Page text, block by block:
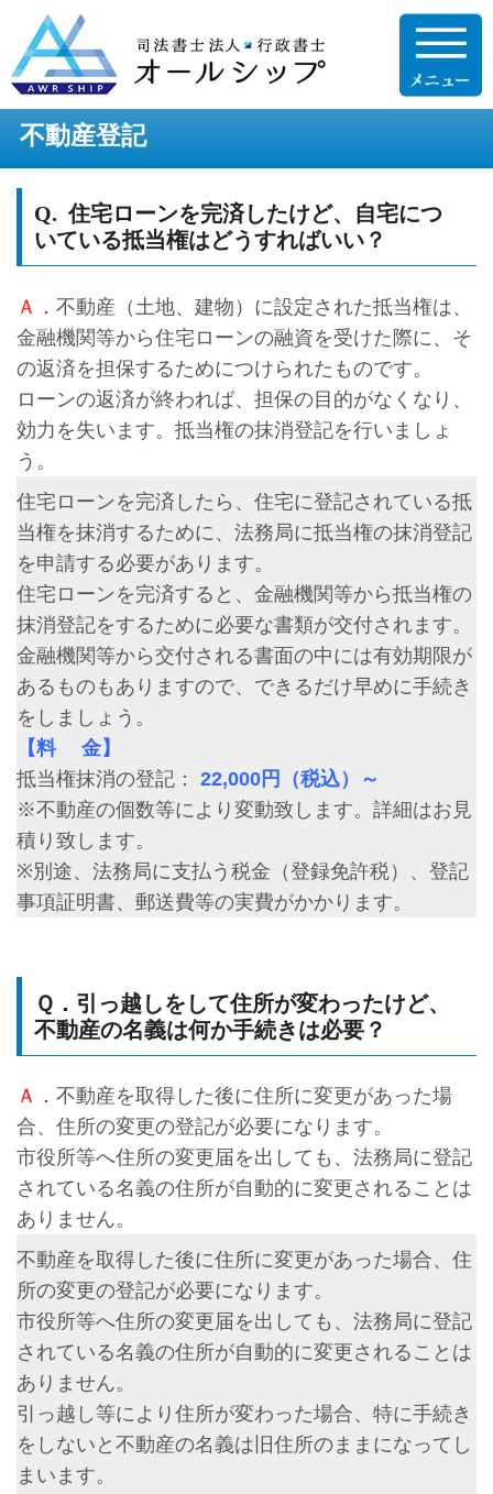
不動産登記
Q. 住宅ローンを完済したけど、自宅につ
いている抵当権はどうすればいい？
Ａ． 不動産（土地、建物）に設定された抵当権は、
金融機関等から住宅ローンの融資を受けた際に、そ
の返済を担保するためにつけられたものです。
ローンの返済が終われば、担保の目的がなくなり、
効力を失います。抵当権の抹消登記を行いましょ
う。
住宅ローンを完済したら、住宅に登記されている抵
当権を抹消するために、法務局に抵当権の抹消登記
を申請する必要があります。
住宅ローンを完済すると、金融機関等から抵当権の
抹消登記をするために必要な書類が交付されます。
金融機関等から交付される書面の中には有効期限が
あるものもありますので、できるだけ早めに手続き
をしましょう。
【料 金】
抵当権抹消の登記：
22,000円（税込）～
※不動産の個数等により変動致します。詳細はお見
積り致します。
※別途、法務局に支払う税金（登録免許税）、登記
事項証明書、郵送費等の実費がかかります。
Ｑ．引っ越しをして住所が変わったけど、
不動産の名義は何か手続きは必要？
Ａ． 不動産を取得した後に住所に変更があった場
合、住所の変更の登記が必要になります。
市役所等へ住所の変更届を出しても、法務局に登記
されている名義の住所が自動的に変更されることは
ありません。
不動産を取得した後に住所に変更があった場合、住
所の変更の登記が必要になります。
市役所等へ住所の変更届を出しても、法務局に登記
されている名義の住所が自動的に変更されることは
ありません。
引っ越し等により住所が変わった場合、特に手続き
をしないと不動産の名義は旧住所のままになってし
まいます。